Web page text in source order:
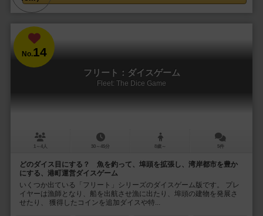
No.14
フリート：ダイスゲーム
Fleet: The Dice Game
1～4人 30～45分 8歳～ 5件
どのダイス目にする？ 魚を釣って、埠頭を拡張し、湾岸都市を豊か
にする、港町運営ダイスゲーム
いくつか出ている「フリート」シリーズのダイスゲーム版です。 プレ
イヤーは漁師となり、船を出航させ漁に出たり、埠頭の建物を発展さ
せたり、 獲得したコインを追加ダイスや特...